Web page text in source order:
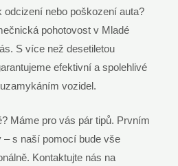
nebo poškození auta?
pohotovost v Mladé
S více než desetiletou
efektivní a spolehlivé
vozidel.
Máme pro vás pár tipů. Prvním
– s naší pomocí bude vše
Kontaktujte nás na